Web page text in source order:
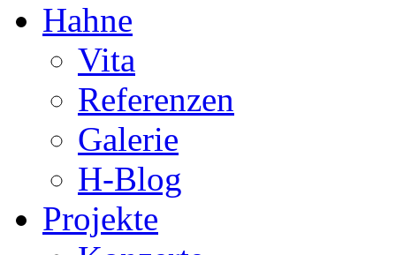
Hahne
Vita
Referenzen
Galerie
H-Blog
Projekte